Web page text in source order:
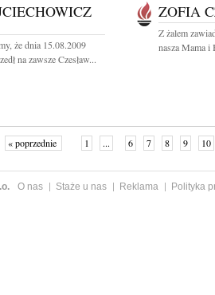
że dnia 15.08.2009
na zawsze Czesław...
ZOFIA
Z żalem
nasza Mama i
« poprzednie 1 ... 6 7 8 9 10
O nas Staże u nas Reklama
Polityka